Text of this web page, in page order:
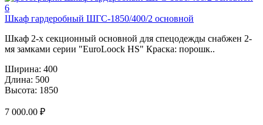
Шкаф гардеробный ШГС-1850/400/2 основной
Шкаф 2-х секционный основной для спецодежды снабжен 2-
мя замками серии "EuroLoock HS" Краска: порошк..
Ширина: 400
Длина: 500
Высота: 1850
7 000.00 ₽